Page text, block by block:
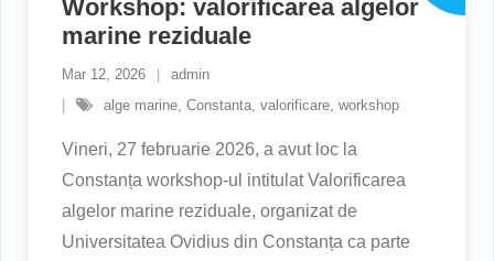
Workshop: valorificarea algelor
marine reziduale
Mar 12, 2026
admin
alge marine, Constanta, valorificare, workshop
Vineri, 27 februarie 2026, a avut loc la
Constanța workshop-ul intitulat Valorificarea
algelor marine reziduale, organizat de
Universitatea Ovidius din Constanța ca parte